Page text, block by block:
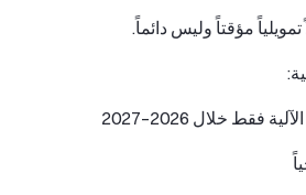
فقط خلال 2026–2027